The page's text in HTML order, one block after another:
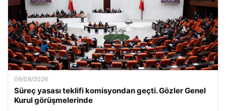
09/08/2026
Süreç yasası teklifi komisyondan geçti. Gözler Genel
Kurul görüşmelerinde